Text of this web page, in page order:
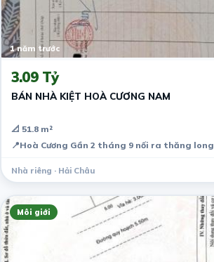
1 năm trước
3.09 Tỷ
BÁN NHÀ KIỆT HOÀ CƯƠNG NAM
📐 51.8 m²
📍Hoà Cương Gần 2 tháng 9 nối ra thăng long
Nhà riêng · Hải Châu
Môi giới